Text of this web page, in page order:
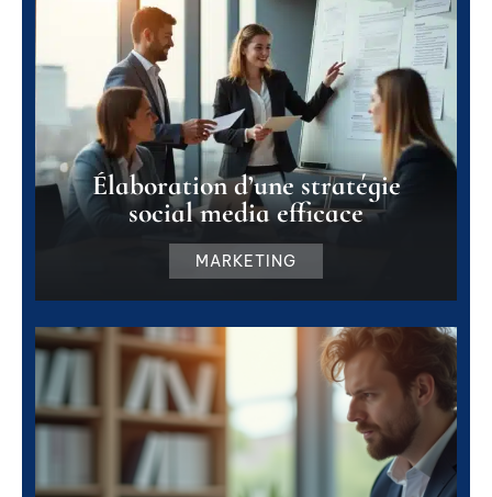
Élaboration d’une stratégie
social media efficace
MARKETING